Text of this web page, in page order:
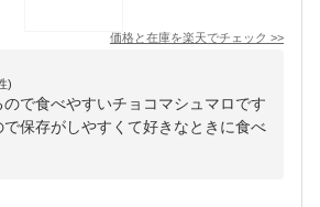
価格と在庫を楽天でチェック >>
)
で食べやすいチョコマシュマロです
保存がしやすくて好きなときに食べ